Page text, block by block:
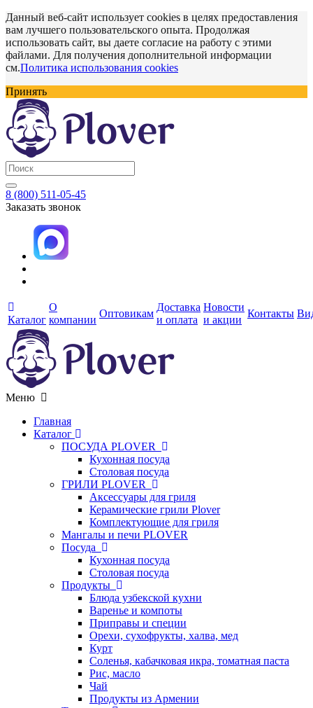
Данный веб-сайт использует cookies в целях предоставления
вам лучшего пользовательского опыта. Продолжая
использовать сайт, вы даете согласие на работу с этими
файлами. Для получения дополнительной информации
см.Политика использования cookies
Принять
8 (800) 511-05-45
Заказать звонок
Каталог
О
компании
Оптовикам
Доставка
и оплата
Новости
и акции
Контакты
Меню
Главная
Каталог
ПОСУДА PLOVER
Кухонная посуда
Столовая посуда
ГРИЛИ PLOVER
Аксессуары для гриля
Керамические грили Plover
Комплектующие для гриля
Мангалы и печи PLOVER
Посуда
Кухонная посуда
Столовая посуда
Продукты
Блюда узбекской кухни
Варенье и компоты
Приправы и специи
Орехи, сухофрукты, халва, мед
Курт
Соленья, кабачковая икра, томатная паста
Рис, масло
Чай
Продукты из Армении